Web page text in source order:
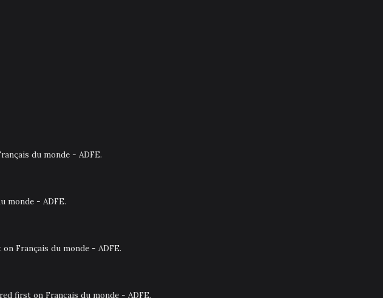
du monde - ADFE.
monde - ADFE.
Français du monde - ADFE.
first on Français du monde - ADFE.